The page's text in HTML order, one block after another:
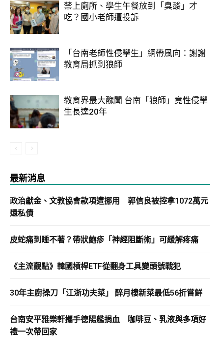
禁上廁所、學生午餐放到「臭酸」才
吃？國小老師遭投訴
「台南老師性侵學生」網帶風向：謝謝
教育局抓到狼師
教育界最大醜聞 台南「狼師」竟性侵學
生長達20年
最新消息
政治獻金、文教協會款項遭挪用 郭信良被控拿1072萬元
還私債
皮蛇痛到睡不著？帶狀皰疹「神經阻斷術」可緩解疼痛
《主流觀點》韓國槓桿ETF從翻身工具變頭號戰犯
30年主廚操刀「江浙功夫菜」 醉月樓新菜最低56折嘗鮮
台南安平雅樂軒攜手德陽艦捐血 咖啡豆、乳液與多項好
禮一次帶回家